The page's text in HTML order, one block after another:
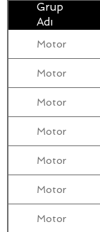
Grup
Adı
Motor
Motor
Motor
Motor
Motor
Motor
Motor